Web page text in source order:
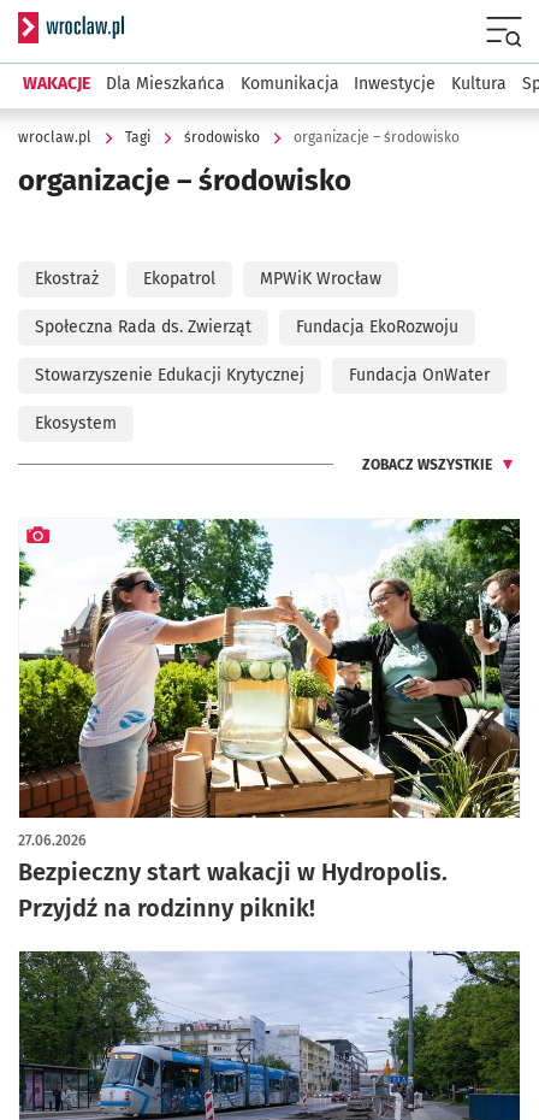
Serwis informacyjny wroclaw.pl
WAKACJE Dla Mieszkańca Komunikacja Inwestycje Kultura
wroclaw.pl Tagi środowisko organizacje – środowisko
organizacje – środowisko
Ekostraż Ekopatrol MPWiK Wrocław
Społeczna Rada ds. Zwierząt Fundacja EkoRozwoju
Stowarzyszenie Edukacji Krytycznej Fundacja OnWater
Ekosystem
ZOBACZ WSZYSTKIE
Bezpieczny start wakacji w Hydropolis.
Przyjdź na rodzinny piknik!
27.06.2026
artykuł z galerią zdjęć